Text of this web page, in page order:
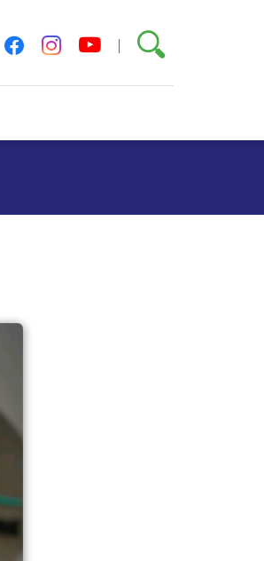
facebookinstagram
youtube
搜索